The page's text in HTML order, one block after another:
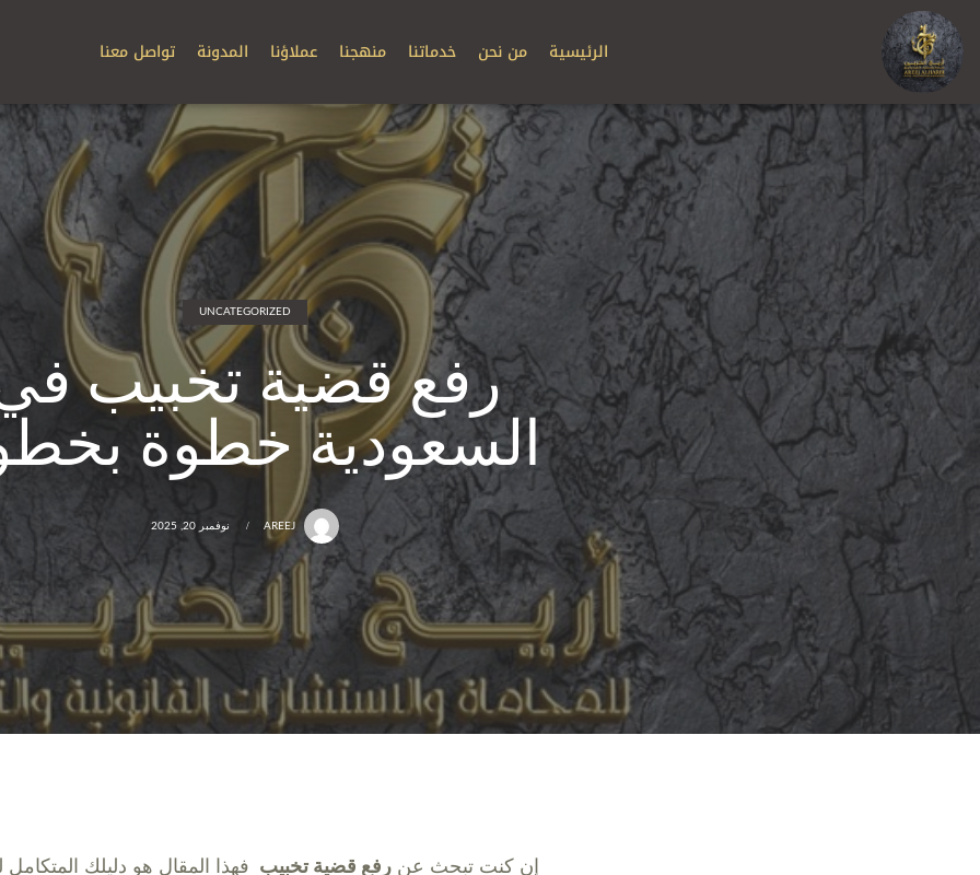
الرئيسية من نحن خدماتنا منهجنا عملاؤنا المدونة تواصل معنا
UNCATEGORIZED
رفع قضية تخبيب
السعودية خطوة
AREEJ نوفمبر 20, 2025
إن كنت تبحث عنرفع قضية تخبيب
فهذا المقال هو دليلك المتكامل